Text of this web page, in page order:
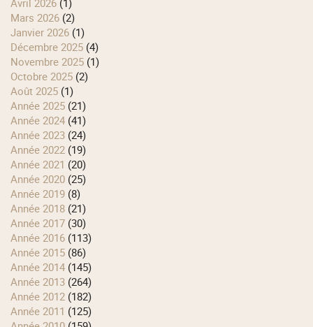
avril 2026 (1)
mars 2026 (2)
janvier 2026 (1)
décembre 2025 (4)
novembre 2025 (1)
octobre 2025 (2)
août 2025 (1)
année 2025 (21)
année 2024 (41)
année 2023 (24)
année 2022 (19)
année 2021 (20)
année 2020 (25)
année 2019 (8)
année 2018 (21)
année 2017 (30)
année 2016 (113)
année 2015 (86)
année 2014 (145)
année 2013 (264)
année 2012 (182)
année 2011 (125)